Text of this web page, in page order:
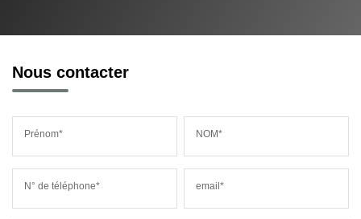
Nous contacter
Prénom* NOM*
N° de téléphone* email*